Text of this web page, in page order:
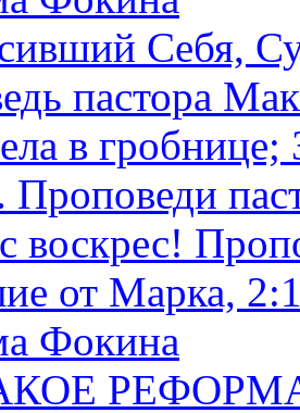
Себя,
пастора
в
Проповеди
воскрес!
от Марка,
Фокина